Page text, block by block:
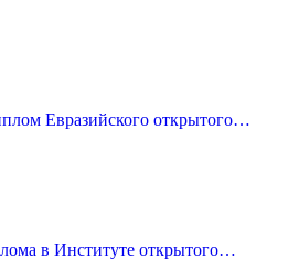
Евразийского открытого…
в Институте открытого…